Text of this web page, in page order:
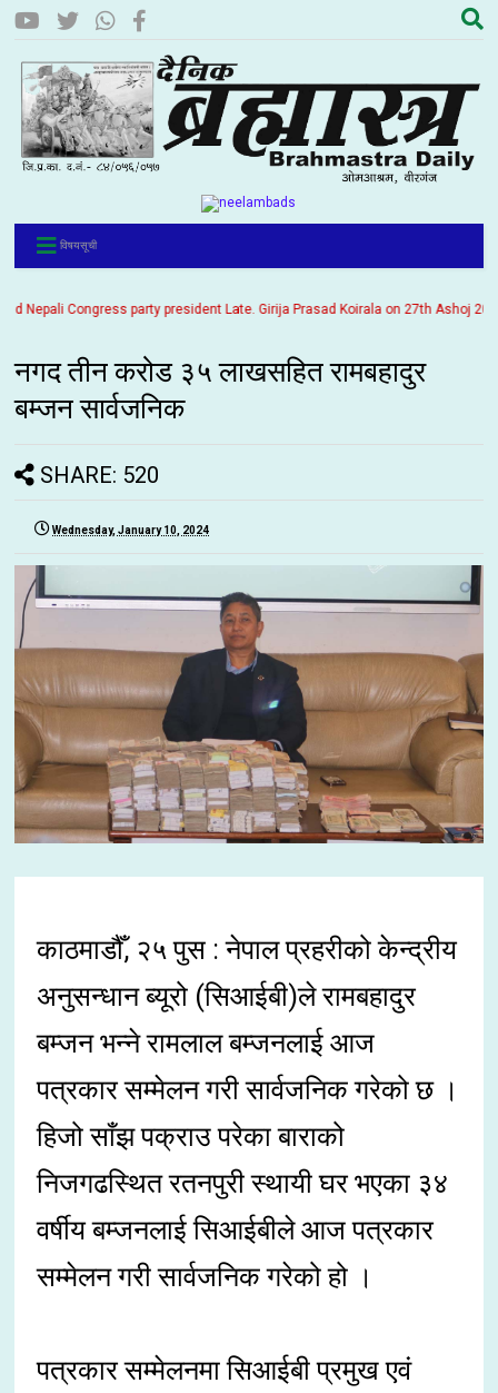
विषयसूची
Congress party president Late. Girija Prasad Koirala on 27th Ashoj
नगद तीन करोड ३५ लाखसहित रामबहादुर
बम्जन सार्वजनिक
SHARE: 520
Wednesday, January 10, 2024
काठमाडौँ, २५ पुस : नेपाल प्रहरीको केन्द्रीय
अनुसन्धान ब्यूरो (सिआईबी)ले रामबहादुर
बम्जन भन्ने रामलाल बम्जनलाई आज
पत्रकार सम्मेलन गरी सार्वजनिक गरेको छ ।
हिजो साँझ पक्राउ परेका बाराको
निजगढस्थित रतनपुरी स्थायी घर भएका ३४
वर्षीय बम्जनलाई सिआईबीले आज पत्रकार
सम्मेलन गरी सार्वजनिक गरेको हो ।
पत्रकार सम्मेलनमा सिआईबी प्रमुख एवं